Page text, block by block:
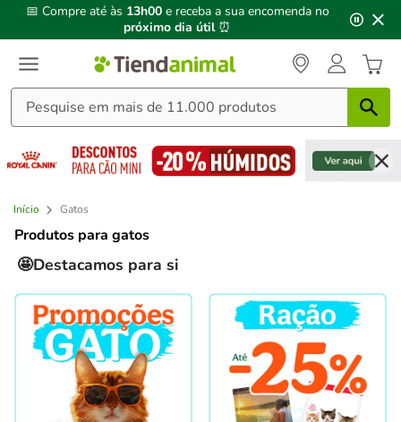
3,
mensagem,
📅 Compre até às 13h00 e receba a sua encomenda no
próximo dia útil ⏰
Início Gatos
Produtos para gatos
🤩Destacamos para si